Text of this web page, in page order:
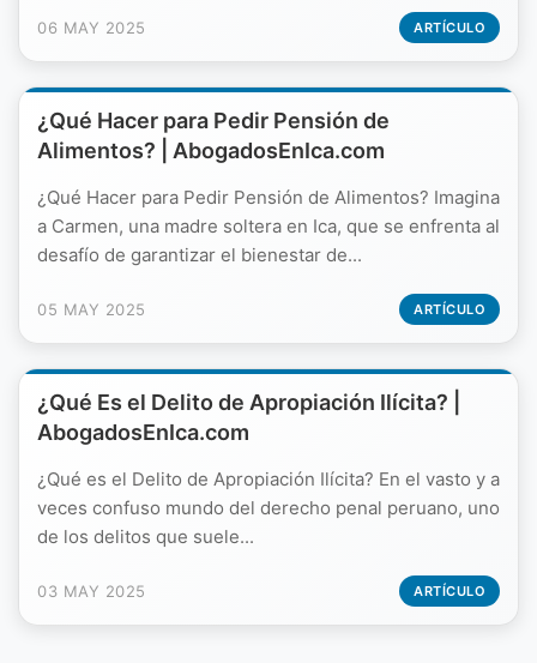
06 MAY 2025 ARTÍCULO
¿Qué Hacer para Pedir Pensión de
Alimentos? | AbogadosEnIca.com
¿Qué Hacer para Pedir Pensión de Alimentos? Imagina
a Carmen, una madre soltera en Ica, que se enfrenta al
desafío de garantizar el bienestar de...
05 MAY 2025 ARTÍCULO
¿Qué Es el Delito de Apropiación Ilícita? |
AbogadosEnIca.com
¿Qué es el Delito de Apropiación Ilícita? En el vasto y a
veces confuso mundo del derecho penal peruano, uno
de los delitos que suele...
03 MAY 2025 ARTÍCULO